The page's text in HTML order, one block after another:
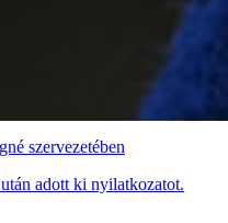
szervezetében
adott ki nyilatkozatot.